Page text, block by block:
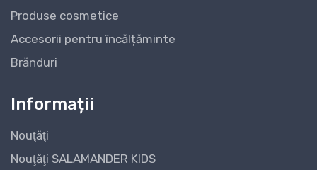
Produse cosmetice
Accesorii pentru încălțăminte
Brănduri
Informații
Nouţăţi
Nouţăţi SALAMANDER KIDS